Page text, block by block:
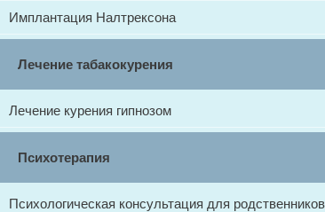
Имплантация Налтрексона
Лечение табакокурения
Лечение курения гипнозом
Психотерапия
Психологическая консультация для